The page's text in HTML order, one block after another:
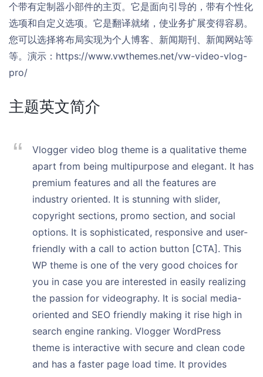
个带有定制器小部件的主页。它是面向引导的，带有个性化
选项和自定义选项。它是翻译就绪，使业务扩展变得容易。
您可以选择将布局实现为个人博客、新闻期刊、新闻网站等
等。演示：https://www.vwthemes.net/vw-video-vlog-
pro/
主题英文简介
Vlogger video blog theme is a qualitative theme
apart from being multipurpose and elegant. It has
premium features and all the features are
industry oriented. It is stunning with slider,
copyright sections, promo section, and social
options. It is sophisticated, responsive and user-
friendly with a call to action button [CTA]. This
WP theme is one of the very good choices for
you in case you are interested in easily realizing
the passion for videography. It is social media-
oriented and SEO friendly making it rise high in
search engine ranking. Vlogger WordPress
theme is interactive with secure and clean code
and has a faster page load time. It provides